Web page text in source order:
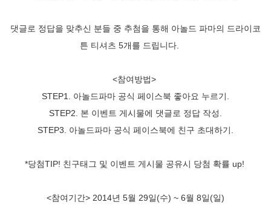
댓글로 정답을 맞추신 분들 중 추첨을 통해 아놀드 파마의 드라이코
튼 티셔츠 5개를 드립니다.
<참여방법>
STEP1. 아놀드파마 공식 페이스북 좋아요 누르기.
STEP2. 본 이벤트 게시물에 댓글로 정답 작성.
STEP3. 아놀드파마 공식 페이스북에 친구 초대하기.
*당첨TIP! 친구태그 및 이벤트 게시물 공유시 당첨 확률 up!
<참여기간> 2014년 5월 29일(수) ~ 6월 8일(일)